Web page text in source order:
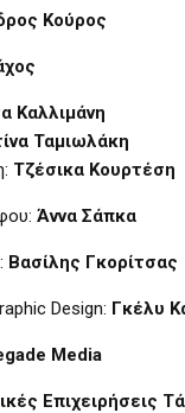
Κούρος
Καλλιμάνη
Ταμιωλάκη
Τζέσικα Κουρτέση
Άννα Σάπκα
Βασίλης Γκορίτσας
Design: Γκέλυ
Media
Επιχειρήσεις